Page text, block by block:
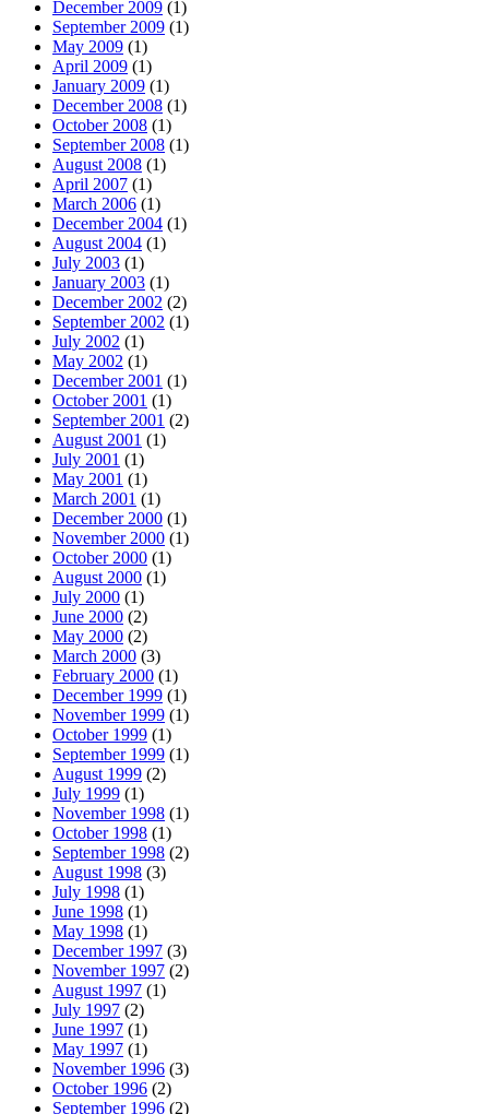
December 2009 (1)
September 2009 (1)
May 2009 (1)
April 2009 (1)
January 2009 (1)
December 2008 (1)
October 2008 (1)
September 2008 (1)
August 2008 (1)
April 2007 (1)
March 2006 (1)
December 2004 (1)
August 2004 (1)
July 2003 (1)
January 2003 (1)
December 2002 (2)
September 2002 (1)
July 2002 (1)
May 2002 (1)
December 2001 (1)
October 2001 (1)
September 2001 (2)
August 2001 (1)
July 2001 (1)
May 2001 (1)
March 2001 (1)
December 2000 (1)
November 2000 (1)
October 2000 (1)
August 2000 (1)
July 2000 (1)
June 2000 (2)
May 2000 (2)
March 2000 (3)
February 2000 (1)
December 1999 (1)
November 1999 (1)
October 1999 (1)
September 1999 (1)
August 1999 (2)
July 1999 (1)
November 1998 (1)
October 1998 (1)
September 1998 (2)
August 1998 (3)
July 1998 (1)
June 1998 (1)
May 1998 (1)
December 1997 (3)
November 1997 (2)
August 1997 (1)
July 1997 (2)
June 1997 (1)
May 1997 (1)
November 1996 (3)
October 1996 (2)
September 1996 (2)